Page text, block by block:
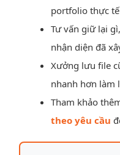
portfolio thực tế
Tư vấn giữ lại
nhận diện đã
Xưởng lưu file
nhanh hơn làm
Tham khảo
theo yêu cầu